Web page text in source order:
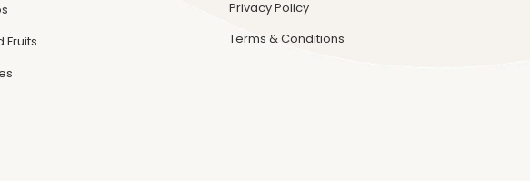
Fruits
Privacy Policy
Terms & Conditions